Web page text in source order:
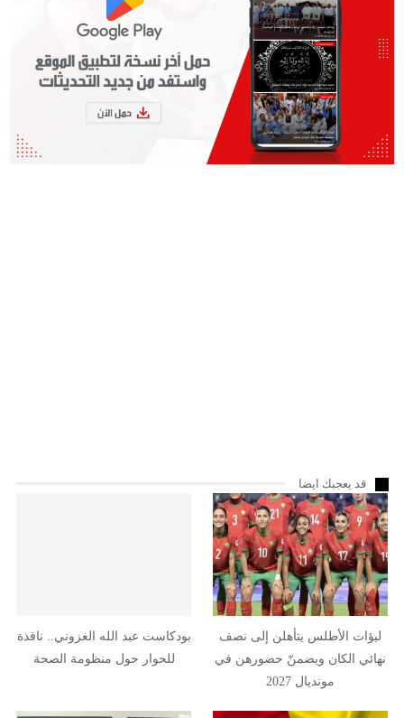
قد يعجبك ايضا
لبؤات الأطلس يتأهلن إلى نصف
نهائي الكان ويضمنّ حضورهن في
مونديال 2027
بودكاست عبد الله الغزوني.. نافذة
للحوار حول منظومة الصحة